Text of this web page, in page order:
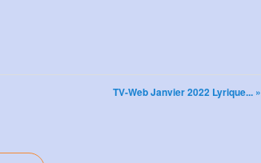
TV-Web Janvier 2022 Lyrique... »